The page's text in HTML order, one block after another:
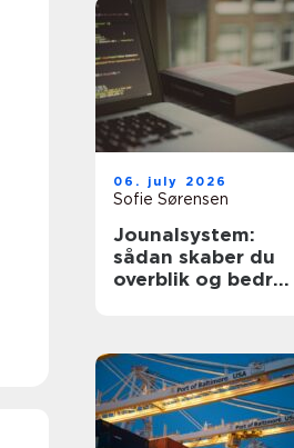
06. july 2026
Sofie Sørensen
Jounalsystem:
sådan skaber du
overblik og bedre